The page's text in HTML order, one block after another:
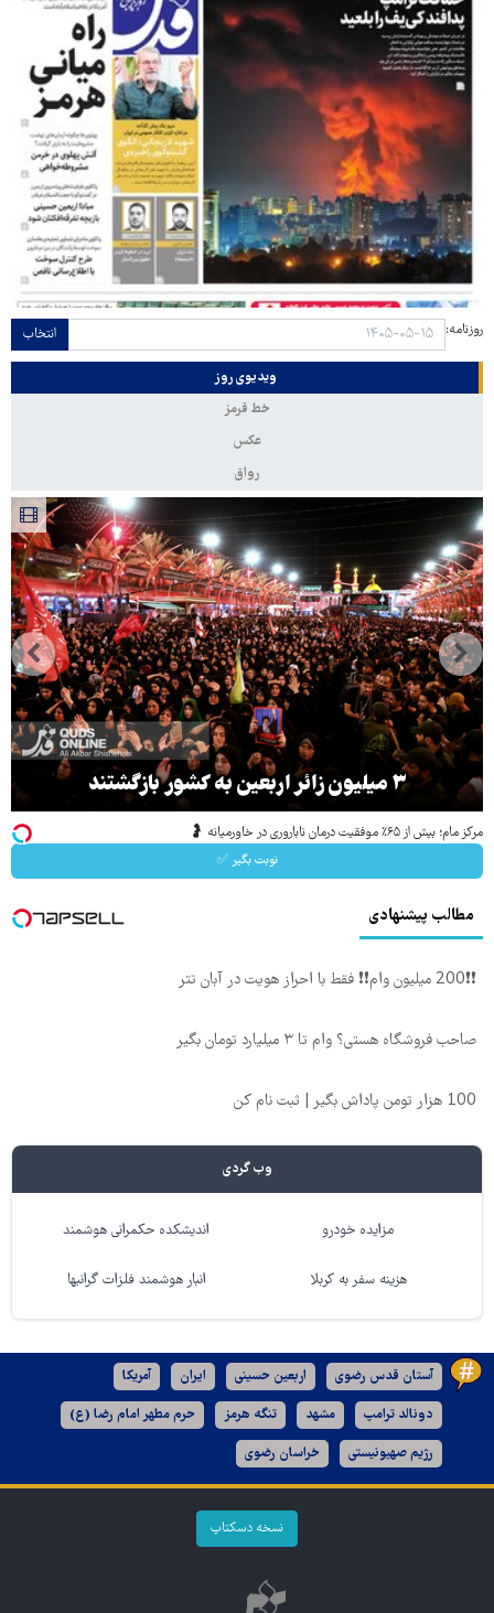
روزنامه: انتخاب
ویدیوی روز
خط قرمز
عکس
رواق
۳ میلیون زائر اربعین به کشور بازگشتند
مرکز مام؛ بیش از ۶۵٪ موفقیت درمان ناباروری در خاورمیانه 🤰
نوبت بگیر ✅
مطالب پیشنهادی
❗❗200 میلیون وام❗❗ فقط با احراز هویت در آبان تتر
صاحب فروشگاه هستی؟ وام تا ۳ میلیارد تومان بگیر
100 هزار تومن پاداش بگیر | ثبت نام کن
وب گردی
مزایده خودرو اندیشکده حکمرانی هوشمند
هزینه سفر به کربلا انبار هوشمند فلزات گرانبها
آستان قدس رضوی اربعین حسینی ایران آمریکا
دونالد ترامپ مشهد تنگه هرمز حرم مطهر امام رضا (ع)
رژیم صهیونیستی خراسان رضوی
نسخه دسکتاپ